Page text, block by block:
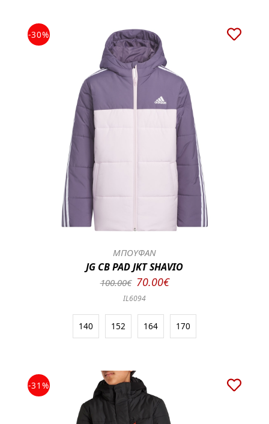
-30%
ΜΠΟΥΦΑΝ
JG CB PAD JKT SHAVIO
100.00€ 70.00€
IL6094
140 152 164 170
-31%